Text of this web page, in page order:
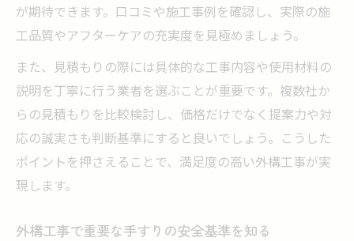
が期待できます。口コミや施工事例を確認し、実際の施
工品質やアフターケアの充実度を見極めましょう。
また、見積もりの際には具体的な工事内容や使用材料の
説明を丁寧に行う業者を選ぶことが重要です。複数社か
らの見積もりを比較検討し、価格だけでなく提案力や対
応の誠実さも判断基準にすると良いでしょう。こうした
ポイントを押さえることで、満足度の高い外構工事が実
現します。
外構工事で重要な手すりの安全基準を知る